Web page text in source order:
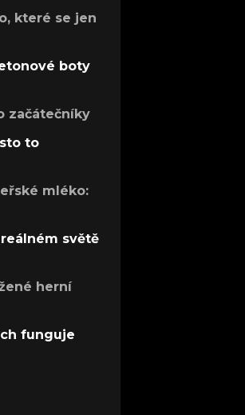
které se jen
boty
začátečníky
to
mléko:
světě
herní
funguje